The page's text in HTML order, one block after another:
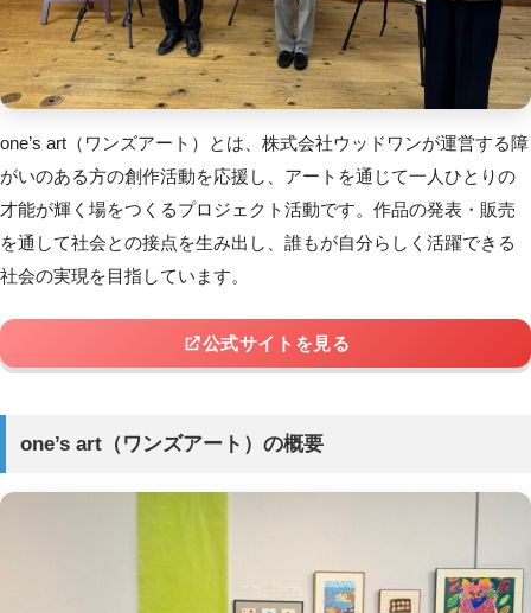
one’s art（ワンズアート） とは、 株式会社ウッドワンが運営する障
がいのある方の創作活動を応援し、アートを通じて一人ひとりの
才能が輝く場をつくるプロジェクト活動です。作品の発表・販売
を通して社会との接点を生み出し、誰もが自分らしく活躍できる
社会の実現を目指しています。
公式サイトを見る
one’s art（ワンズアート）の概要